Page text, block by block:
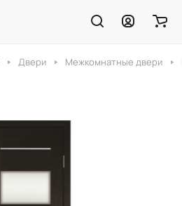
Двери Межкомнатные двери